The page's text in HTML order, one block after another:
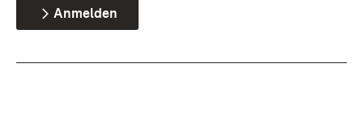
Anmelden